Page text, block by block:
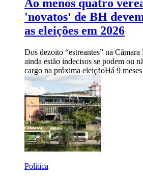
Ao menos quatro
'novatos' de BH
as eleições em 2026
Dos dezoito “estreantes” na
ainda estão indecisos se podem ou
cargo na próxima eleiçãoHá 9 meses
Política